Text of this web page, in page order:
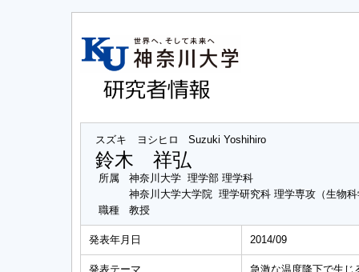
スズキ ヨシヒロ Suzuki Yoshihiro
鈴木 祥弘
所属
神奈川大学 理学部 理学科
神奈川大学大学院 理学研究科 理学専攻（生物
職種
教授
発表年月日 2014/09
発表テーマ 急激な温度降下で生じ